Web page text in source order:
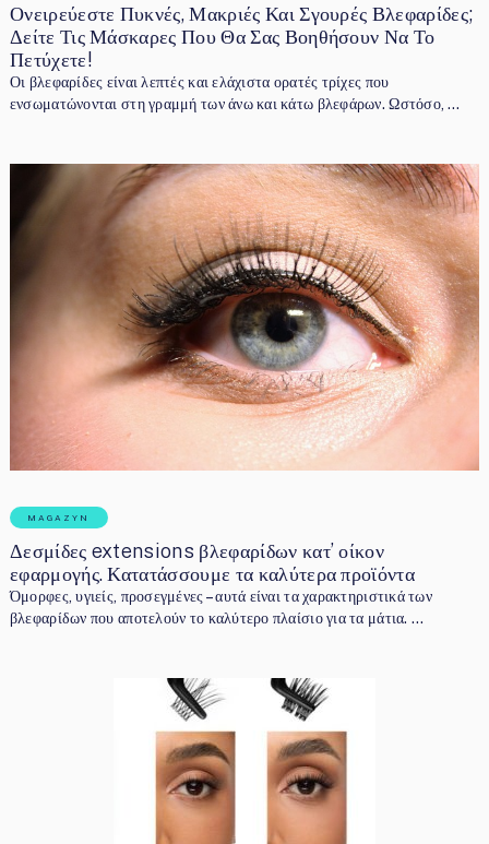
Ονειρεύεστε Πυκνές, Μακριές Και Σγουρές Βλεφαρίδες;
Δείτε Τις Μάσκαρες Που Θα Σας Βοηθήσουν Να Το
Πετύχετε!
Οι βλεφαρίδες είναι λεπτές και ελάχιστα ορατές τρίχες που
ενσωματώνονται στη γραμμή των άνω και κάτω βλεφάρων. Ωστόσο, …
MAGAZYN
Δεσμίδες extensions βλεφαρίδων κατ’ οίκον
εφαρμογής. Κατατάσσουμε τα καλύτερα προϊόντα
Όμορφες, υγιείς, προσεγμένες – αυτά είναι τα χαρακτηριστικά των
βλεφαρίδων που αποτελούν το καλύτερο πλαίσιο για τα μάτια. …